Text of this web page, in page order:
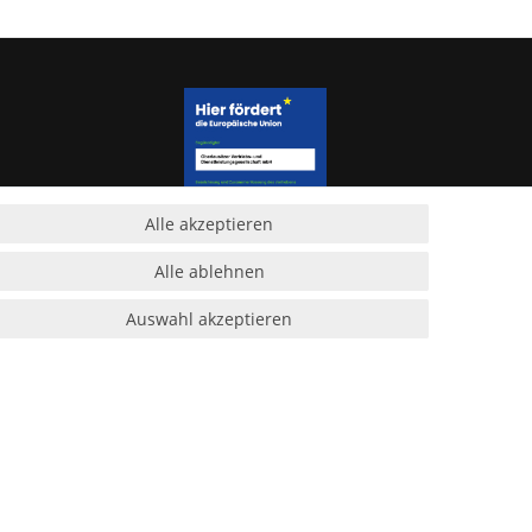
Alle akzeptieren
Alle ablehnen
Auswahl akzeptieren